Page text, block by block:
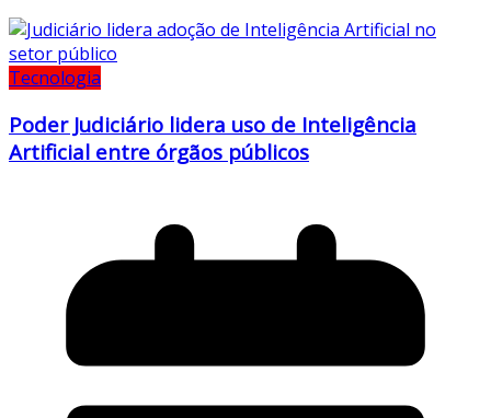
Tecnologia
Poder Judiciário lidera uso de Inteligência
Artificial entre órgãos públicos